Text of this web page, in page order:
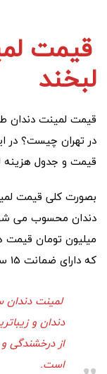
قیمت
لبخند
قیمت لمینت دندان
در تهران چیست؟ در
قیمت و جدول هزینه
بصورت کلی قیمت
که دارای ضمانت 15 سال است.
لمینت دندان
دندان و
از درخشندگی و
است.